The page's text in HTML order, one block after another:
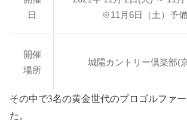
日
※11月6日（土）予
開催
場所
城陽カントリー倶楽部(
その中で3名の黄金世代のプロゴルファ
た。